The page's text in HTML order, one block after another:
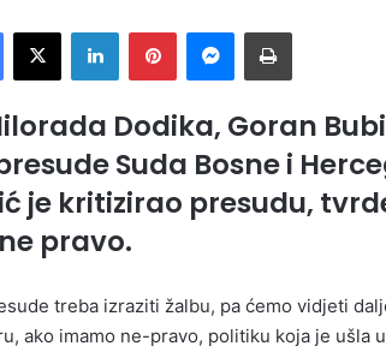
Dodika, Goran
Suda Bosne i
je kritizirao presudu,
pravo.
treba izraziti žalbu, pa ćemo vidjeti
ako imamo ne-pravo, politiku koja je ušla